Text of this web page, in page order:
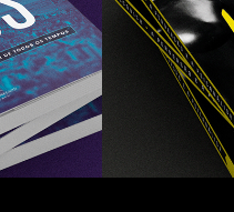
2019